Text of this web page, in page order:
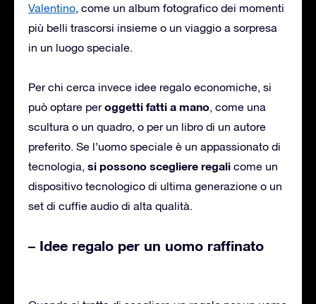
Valentino, come un album fotografico dei momenti
più belli trascorsi insieme o un viaggio a sorpresa
in un luogo speciale.
Per chi cerca invece idee regalo economiche, si
può optare peroggetti fatti a mano, come una
scultura o un quadro, o per un libro di un autore
preferito. Se l’uomo speciale è un appassionato di
tecnologia, si possono scegliere regali come un
dispositivo tecnologico di ultima generazione o un
set di cuffie audio di alta qualità.
– Idee regalo per un uomo raffinato